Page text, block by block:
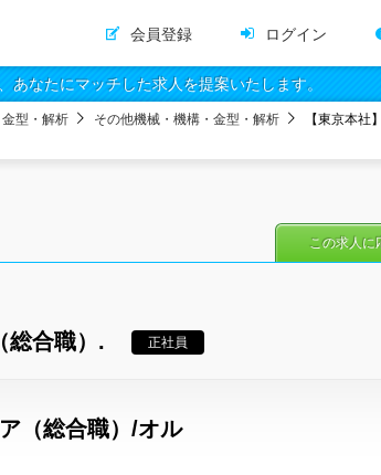
会員登録 ログイン
なたにマッチした求人を提案いたします。
型・解析 その他機械・機構・金型・解析
【東京本社
総合職）. 正社員
この求人に
（総合職）/オル